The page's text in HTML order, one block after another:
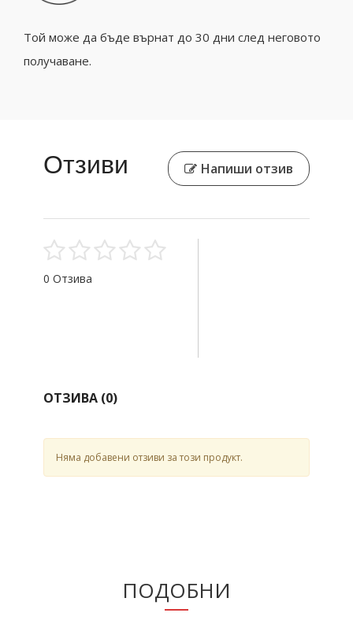
Той може да бъде върнат до 30 дни след неговото
получаване.
Отзиви Напиши отзив
0 Отзива
ОТЗИВА (0)
Няма добавени отзиви за този продукт.
ПОДОБНИ